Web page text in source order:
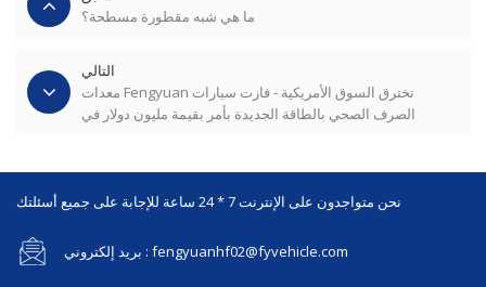
ما هي شبه مقطورة مسطحة؟
التالي
معدات Fengyuan تخترق السوق الأمريكية - فازت سيارات
الصرف الصحي بالطاقة الجديدة بأمر بقيمة مليون دولار في
نحن متواجدون على الإنترنت 7 * 24 ساعة للإجابة على جميع أسئلتك
بريد إلكتروني : fengyuanhf02@fyvehicle.com